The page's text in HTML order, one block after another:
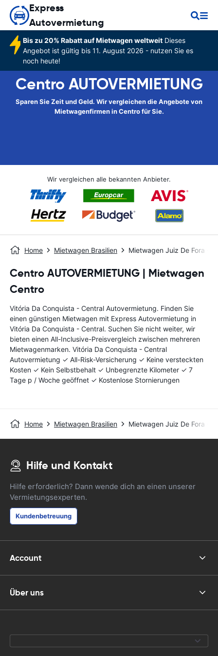
Express
Autovermietung
Bis zu 20% Rabatt auf Mietwagen weltweitDieses
Angebot ist gültig bis 11. August 2026 - nutzen Sie es
noch heute!
Centro AUTOVERMIETUNG
Sparen Sie Zeit und Geld. Wir vergleichen die Angebote von
Mietwagenfirmen in Centro für Sie.
Wir vergleichen alle bekannten Anbieter.
Home Mietwagen Brasilien Mietwagen Juiz De Fora -
Centro AUTOVERMIETUNG | Mietwagen
Centro
Vitória Da Conquista - Central Autovermietung. Finden Sie
einen günstigen Mietwagen mit Express Autovermietung in
Vitória Da Conquista - Central. Suchen Sie nicht weiter, wir
bieten einen All-Inclusive-Preisvergleich zwischen mehreren
Mietwagenmarken. Vitória Da Conquista - Central
Autovermietung ✓ All-Risk-Versicherung ✓ Keine versteckten
Kosten ✓ Kein Selbstbehalt ✓ Unbegrenzte Kilometer ✓ 7
Tage p / Woche geöffnet ✓ Kostenlose Stornierungen
Home Mietwagen Brasilien Mietwagen Juiz De Fora -
Hilfe und Kontakt
Hilfe erforderlich? Dann wende dich an einen unserer
Vermietungsexperten.
Kundenbetreuung
Account
Über uns